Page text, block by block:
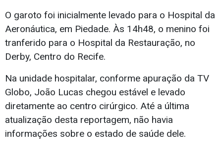
O garoto foi inicialmente levado para o Hospital da
Aeronáutica, em Piedade. Às 14h48, o menino foi
tranferido para o Hospital da Restauração, no
Derby, Centro do Recife.
Na unidade hospitalar, conforme apuração da TV
Globo, João Lucas chegou estável e levado
diretamente ao centro cirúrgico. Até a última
atualização desta reportagem, não havia
informações sobre o estado de saúde dele.